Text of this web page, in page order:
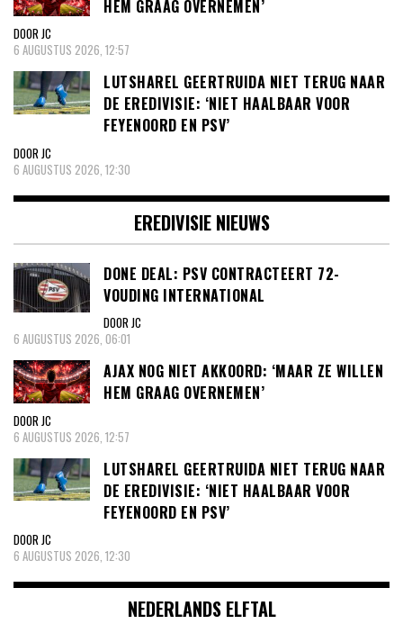
HEM GRAAG OVERNEMEN’
DOOR JC
6 AUGUSTUS 2026, 12:57
LUTSHAREL GEERTRUIDA NIET TERUG NAAR
DE EREDIVISIE: ‘NIET HAALBAAR VOOR
FEYENOORD EN PSV’
DOOR JC
6 AUGUSTUS 2026, 12:30
EREDIVISIE NIEUWS
DONE DEAL: PSV CONTRACTEERT 72-
VOUDING INTERNATIONAL
DOOR JC
6 AUGUSTUS 2026, 06:01
AJAX NOG NIET AKKOORD: ‘MAAR ZE WILLEN
HEM GRAAG OVERNEMEN’
DOOR JC
6 AUGUSTUS 2026, 12:57
LUTSHAREL GEERTRUIDA NIET TERUG NAAR
DE EREDIVISIE: ‘NIET HAALBAAR VOOR
FEYENOORD EN PSV’
DOOR JC
6 AUGUSTUS 2026, 12:30
NEDERLANDS ELFTAL